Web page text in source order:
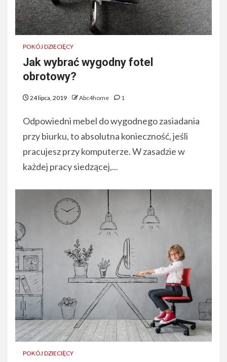
POKÓJ DZIECIĘCY
Jak wybrać wygodny fotel
obrotowy?
24 lipca, 2019 Abc4home 1
Odpowiedni mebel do wygodnego zasiadania
przy biurku, to absolutna konieczność, jeśli
pracujesz przy komputerze. W zasadzie w
każdej pracy siedzącej,...
POKÓJ DZIECIĘCY